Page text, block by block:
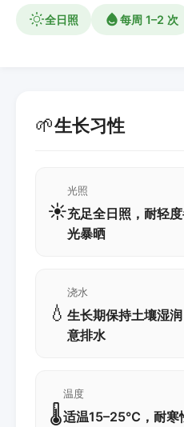
全日照 每周 1–2 次
🌱生长习性
☀️
光照
充足全日照，耐轻
光暴晒
💧
浇水
生长期保持土壤湿
意排水
🌡️
温度
适温15–25℃，耐寒